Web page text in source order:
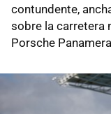
contundente,
sobre la carretera
Porsche